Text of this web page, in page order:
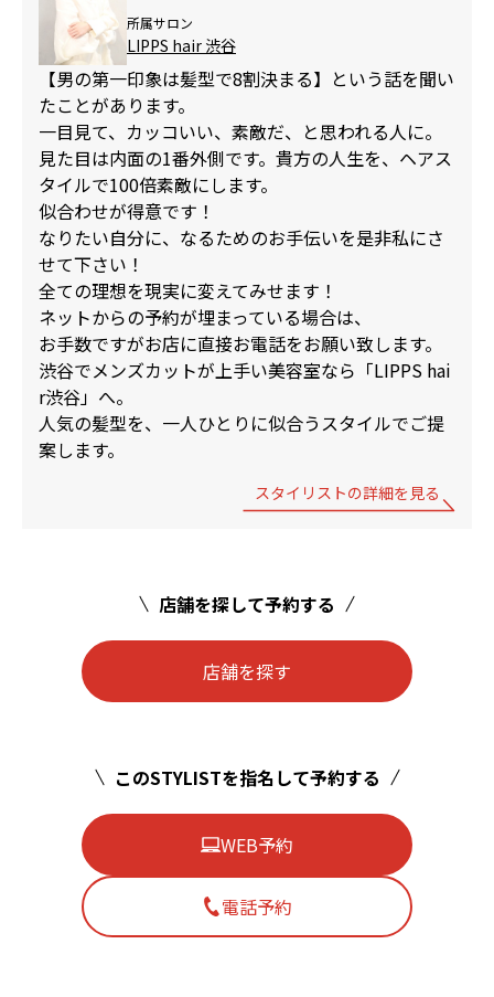
所属サロン
LIPPS hair 渋谷
【男の第一印象は髪型で8割決まる】という話を聞い
たことがあります。
一目見て、カッコいい、素敵だ、と思われる人に。
見た目は内面の1番外側です。貴方の人生を、ヘアス
タイルで100倍素敵にします。
似合わせが得意です！
なりたい自分に、なるためのお手伝いを是非私にさ
せて下さい！
全ての理想を現実に変えてみせます！
ネットからの予約が埋まっている場合は、
お手数ですがお店に直接お電話をお願い致します。
渋谷でメンズカットが上手い美容室なら「LIPPS hai
r渋谷」へ。
人気の髪型を、一人ひとりに似合うスタイルでご提
案します。
スタイリストの詳細を見る
店舗を探して予約する
店舗を探す
このSTYLISTを指名して予約する
WEB予約
電話予約